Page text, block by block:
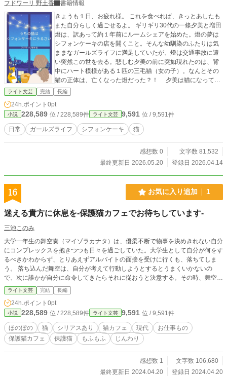
フドワーリ 野土香
書籍情報
きょうも１日、お疲れ様。 これを食べれば、きっとあしたも
また自分らしく過ごせるよ。 ギリギリ30代の一條夕美と増田
燈は、訳あって約１年前にルームシェアを始めた。燈の夢は
シフォンケーキの店を開くこと。そんな幼馴染のふたりは気
ままなガールズライフに満足していたが、燈は交通事故に遭
い突然この世を去る。悲しむ夕美の前に突如現れたのは、背
中にハート模様がある１匹の三毛猫（女の子）。なんとその
猫の正体は、亡くなった燈だった？！ 夕美は猫になってし
まった燈と、再び女同士の生活を始めるーー。 ふわふわもち
もちのシフォンケーキと、ひとりと１匹の女の子の物語。
ライト文芸 完結 長編
24h.ポイント 0pt
小説 228,589 位 / 228,589件 ライト文芸 9,591 位 / 9,591件
日常 ガールズライフ シフォンケーキ 猫
感想数 0
文字数 81,532
最終更新日 2026.05.20
登録日 2026.04.14
16 お気に入り追加 1
迷える貴方に休息を-保護猫カフェでお待ちしています-
三池このみ
大学一年生の舞空奏（マイゾラカナタ）は、優柔不断で物事を決めきれない自分
にコンプレックスを抱きつつも日々を過ごしていた。大学生として自分が何をす
るべきかわからず、とりあえずアルバイトの面接を受けに行くも、落ちてしま
う。 落ち込んだ舞空は、自分が考えて行動しようとするとうまくいかないの
で、次に誰かが自分に命令してきたらそれに従おうと決意する。その時、舞空よ
り数歳年上の男、宗谷景一（ソウヤカゲイチ）に呼び止められる。 宗谷はビル
の一室で舞空を子猫・アーニャと成猫・ゴローに引き合わせる。アーニャが舞空
に抵抗を示さない様を見て、宗谷は舞空に合格だと告げた。宗谷は条件に合うア
ルバイトを探して舞空に声をかけたのだ。 宗谷が舞空をアルバイトとして雇っ
たのは、宗谷がオーナーを務める猫カフェで働いて貰う為だった。※タイトル通
りの保護猫カフェになるのは５章目からになります。
ライト文芸 完結 長編
24h.ポイント 0pt
小説 228,589 位 / 228,589件 ライト文芸 9,591 位 / 9,591件
ほのぼの 猫 シリアスあり 猫カフェ 現代
お仕事もの
保護猫カフェ
保護猫 もふもふ じんわり
感想数 1
文字数 106,680
最終更新日 2024.04.20
登録日 2024.04.20